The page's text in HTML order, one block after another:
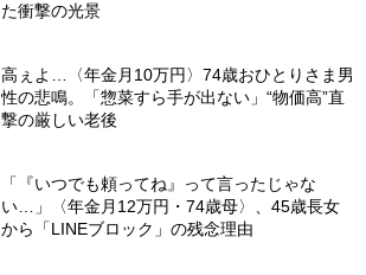
た衝撃の光景
高ぇよ…〈年金月10万円〉74歳おひとりさま男
性の悲鳴。「惣菜すら手が出ない」“物価高”直
撃の厳しい老後
「『いつでも頼ってね』って言ったじゃな
い…」〈年金月12万円・74歳母〉、45歳長女
から「LINEブロック」の残念理由